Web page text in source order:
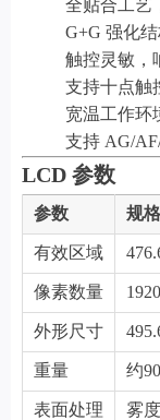
全贴合工艺
G+G 强化
触控灵敏，
支持十点触
宽温工作环
支持 AG/
LCD 参数
参数 规格
有效区域
像素数量
外形尺寸
重量 约
表面处理 雾